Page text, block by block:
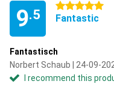
9.5
5 stars
Fantastic
Fantastisch
Norbert Schaub | 24-09-
I recommend this